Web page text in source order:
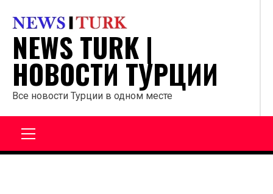
содержанию
NEWS TURK |
НОВОСТИ ТУРЦИИ
Все новости Турции в одном месте